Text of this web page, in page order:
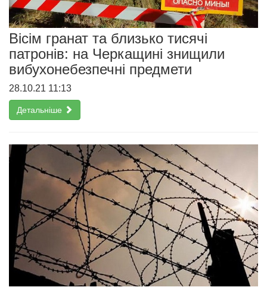
Вісім гранат та близько тисячі
патронів: на Черкащині знищили
вибухонебезпечні предмети
28.10.21 11:13
Детальніше